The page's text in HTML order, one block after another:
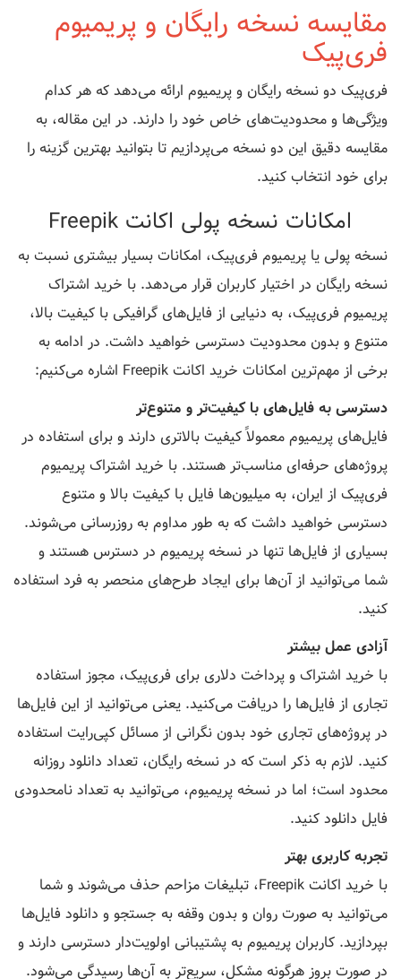
مقایسه نسخه رایگان و پریمیوم
فری‌پیک
فری‌پیک دو نسخه رایگان و پریمیوم ارائه می‌دهد که هر کدام
ویژگی‌ها و محدودیت‌های خاص خود را دارند. در این مقاله، به
مقایسه دقیق این دو نسخه می‌پردازیم تا بتوانید بهترین گزینه را
برای خود انتخاب کنید.
امکانات نسخه پولی اکانت Freepik
نسخه پولی یا پریمیوم فری‌پیک، امکانات بسیار بیشتری نسبت به
نسخه رایگان در اختیار کاربران قرار می‌دهد. با خرید اشتراک
پریمیوم فری‌پیک، به دنیایی از فایل‌های گرافیکی با کیفیت بالا،
متنوع و بدون محدودیت دسترسی خواهید داشت. در ادامه به
برخی از مهم‌ترین امکانات خرید اکانت Freepik اشاره می‌کنیم:
دسترسی به فایل‌های با کیفیت‌تر و متنوع‌تر
فایل‌های پریمیوم معمولاً کیفیت بالاتری دارند و برای استفاده در
پروژه‌های حرفه‌ای مناسب‌تر هستند. با خرید اشتراک پریمیوم
فری‌پیک از ایران، به میلیون‌ها فایل با کیفیت بالا و متنوع
دسترسی خواهید داشت که به طور مداوم به روزرسانی می‌شوند.
بسیاری از فایل‌ها تنها در نسخه پریمیوم در دسترس هستند و
شما می‌توانید از آن‌ها برای ایجاد طرح‌های منحصر به فرد استفاده
کنید.
آزادی عمل بیشتر
با خرید اشتراک و پرداخت دلاری برای فری‌پیک، مجوز استفاده
تجاری از فایل‌ها را دریافت می‌کنید. یعنی می‌توانید از این فایل‌ها
در پروژه‌های تجاری خود بدون نگرانی از مسائل کپی‌رایت استفاده
کنید. لازم به ذکر است که در نسخه رایگان، تعداد دانلود روزانه
محدود است؛ اما در نسخه پریمیوم، می‌توانید به تعداد نامحدودی
فایل دانلود کنید.
تجربه کاربری بهتر
با خرید اکانت Freepik، تبلیغات مزاحم حذف می‌شوند و شما
می‌توانید به صورت روان و بدون وقفه به جستجو و دانلود فایل‌ها
بپردازید. کاربران پریمیوم به پشتیبانی اولویت‌دار دسترسی دارند و
در صورت بروز هرگونه مشکل، سریع‌تر به آن‌ها رسیدگی می‌شود.